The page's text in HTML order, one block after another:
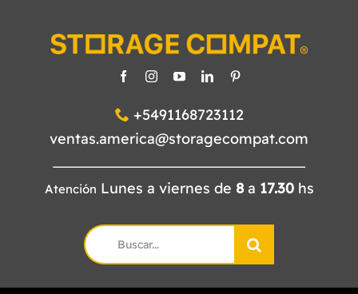
+5491168723112
ventas.america@storagecompat.com
Atención Lunes a viernes de 8a 17.30hs
Search
for: